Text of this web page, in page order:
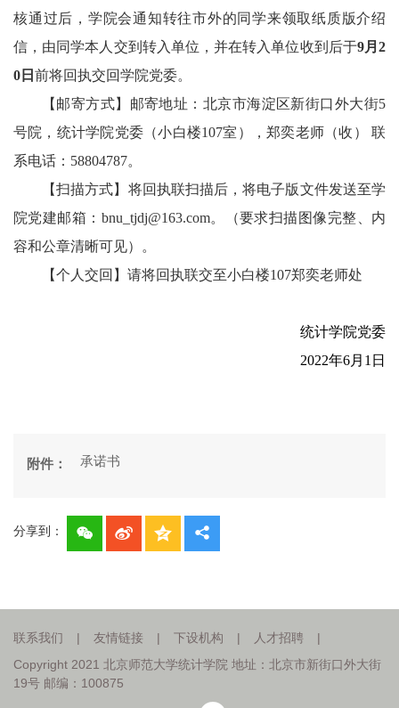
核通过后，学院会通知转往市外的同学来领取纸质版介绍
信，由同学本人交到转入单位，并在转入单位收到后于9月2
0日 前将回执交回学院党委。
【邮寄方式】邮寄地址：北京市海淀区新街口外大街5
号院，统计学院党委（小白楼107室），郑奕老师（收） 联
系电话：58804787。
【扫描方式】将回执联扫描后，将电子版文件发送至学
院党建邮箱：bnu_tjdj@163.com。（要求扫描图像完整、内
容和公章清晰可见）。
【个人交回】请将回执联交至小白楼107郑奕老师处
统计学院党委
2022年6月 1 日
附件： 承诺书
分享到：
联系我们 | 友情链接 | 下设机构 | 人才招聘
|
Copyright 2021 北京师范大学统计学院 地址：北京市新街口外大街
19号 邮编：100875